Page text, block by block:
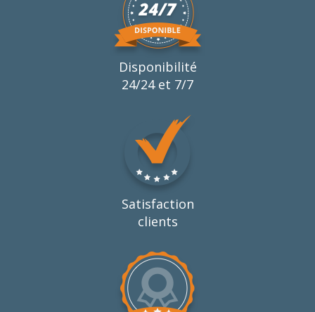
Disponibilité
24/24 et 7/7
Satisfaction
clients